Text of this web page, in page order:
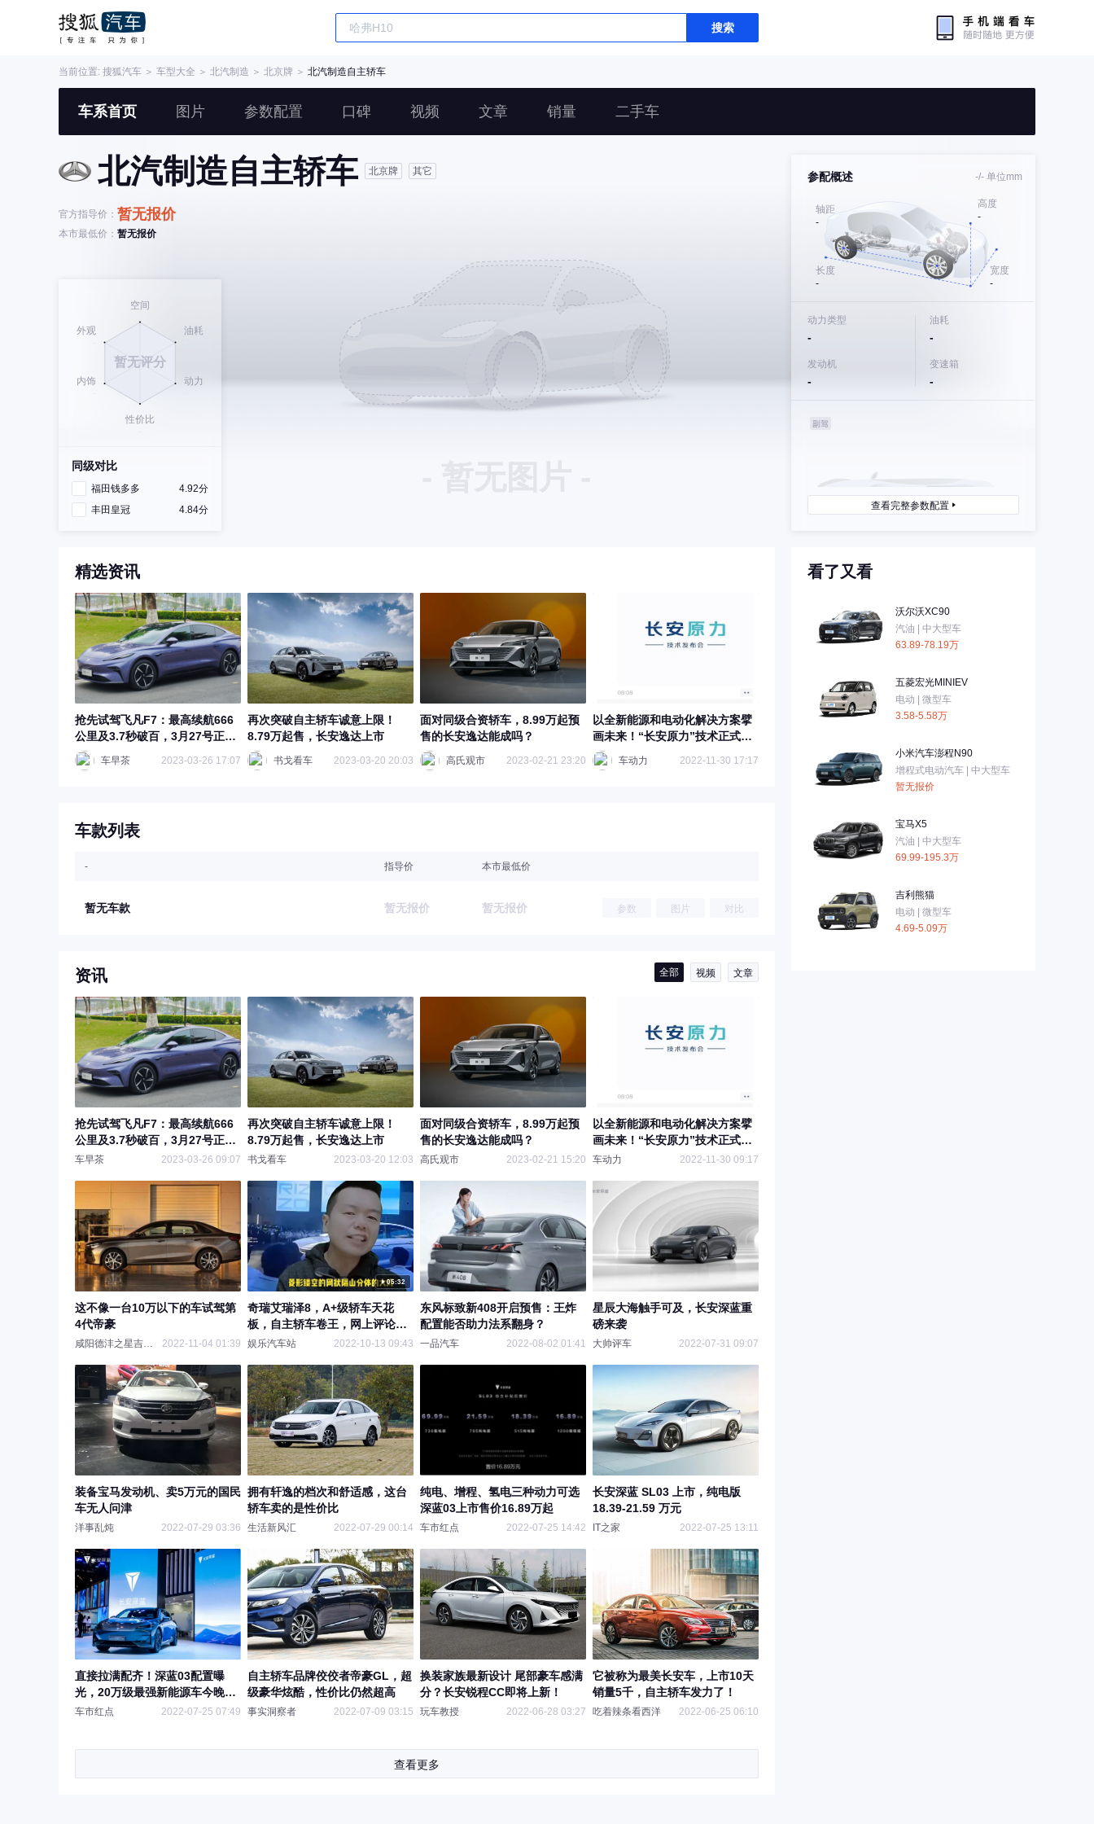
搜索
当前位置: 搜狐汽车 ＞ 车型大全 ＞ 北汽制造 ＞ 北京牌 ＞ 北汽制造自主轿车
车系首页 图片 参数配置 口碑 视频 文章 销量 二手车
北汽制造自主轿车 北京牌 其它
官方指导价： 暂无报价
本市最低价： 暂无报价
同级对比
福田钱多多
4.92分
丰田皇冠
4.84分
参配概述 -/- 单位mm
轴距
-
高度
-
长度
-
宽度
-
动力类型
-
油耗
-
发动机
-
变速箱
-
查看完整参数配置
精选资讯
抢先试驾飞凡F7：最高续航666
公里及3.7秒破百，3月27号正式
上市
车早茶 2023-03-26 17:07
再次突破自主轿车诚意上限！
8.79万起售，长安逸达上市
书戈看车 2023-03-20 20:03
面对同级合资轿车，8.99万起预
售的长安逸达能成吗？
高氏观市 2023-02-21 23:20
以全新能源和电动化解决方案擘
画未来！“长安原力”技术正式发
布
车动力 2022-11-30 17:17
车款列表
- 指导价 本市最低价
暂无车款 暂无报价 暂无报价 参数 图片 对比
资讯 全部 视频 文章
抢先试驾飞凡F7：最高续航666
公里及3.7秒破百，3月27号正式
上市
车早茶 2023-03-26 09:07
再次突破自主轿车诚意上限！
8.79万起售，长安逸达上市
书戈看车 2023-03-20 12:03
面对同级合资轿车，8.99万起预
售的长安逸达能成吗？
高氏观市 2023-02-21 15:20
以全新能源和电动化解决方案擘
画未来！“长安原力”技术正式发
布
车动力 2022-11-30 09:17
这不像一台10万以下的车试驾第
4代帝豪
咸阳德沣之星吉利4S店 2022-11-04 01:39
05:32
奇瑞艾瑞泽8，A+级轿车天花
板，自主轿车卷王，网上评论两
边倒！
娱乐汽车站 2022-10-13 09:43
东风标致新408开启预售：王炸
配置能否助力法系翻身？
一品汽车 2022-08-02 01:41
星辰大海触手可及，长安深蓝重
磅来袭
大帅评车 2022-07-31 09:07
装备宝马发动机、卖5万元的国民
车无人问津
洋事乱炖 2022-07-29 03:36
拥有轩逸的档次和舒适感，这台
轿车卖的是性价比
生活新风汇 2022-07-29 00:14
纯电、增程、氢电三种动力可选
深蓝03上市售价16.89万起
车市红点 2022-07-25 14:42
长安深蓝 SL03 上市，纯电版
18.39-21.59 万元
IT之家 2022-07-25 13:11
直接拉满配齐！深蓝03配置曝
光，20万级最强新能源车今晚上
市
车市红点 2022-07-25 07:49
自主轿车品牌佼佼者帝豪GL，超
级豪华炫酷，性价比仍然超高
事实洞察者 2022-07-09 03:15
换装家族最新设计 尾部豪车感满
分？长安锐程CC即将上新！
玩车教授 2022-06-28 03:27
它被称为最美长安车，上市10天
销量5千，自主轿车发力了！
吃着辣条看西洋 2022-06-25 06:10
查看更多
看了又看
沃尔沃XC90
汽油 | 中大型车
63.89-78.19万
五菱宏光MINIEV
电动 | 微型车
3.58-5.58万
小米汽车澎程N90
增程式电动汽车 | 中大型车
暂无报价
宝马X5
汽油 | 中大型车
69.99-195.3万
吉利熊猫
电动 | 微型车
4.69-5.09万